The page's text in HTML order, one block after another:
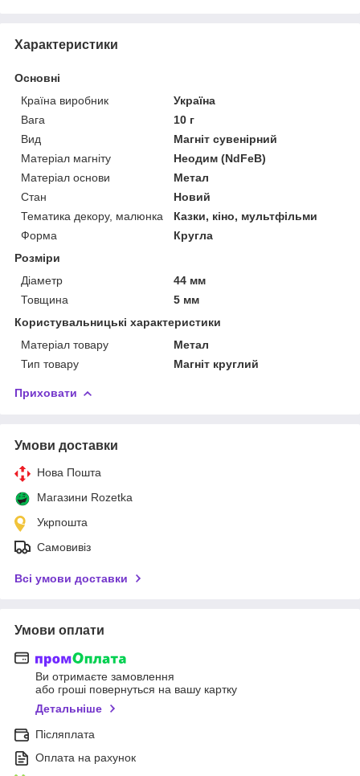
Характеристики
Основні
Країна виробник
Україна
Вага
10 г
Вид
Магніт сувенірний
Матеріал магніту
Неодим (NdFeB)
Матеріал основи
Метал
Стан
Новий
Тематика декору, малюнка
Казки, кіно, мультфільми
Форма
Кругла
Розміри
Діаметр
44 мм
Товщина
5 мм
Користувальницькі характеристики
Матеріал товару
Метал
Тип товару
Магніт круглий
Приховати
Умови доставки
Нова Пошта
Магазини Rozetka
Укрпошта
Самовивіз
Всі умови доставки
Умови оплати
Ви отримаєте замовлення
або гроші повернуться на вашу картку
Детальніше
Післяплата
Оплата на рахунок